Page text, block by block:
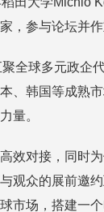
，参与论坛并作
全球多元政
、韩国等成熟
量。
效对接，同时
观众的展前邀
市场，搭建一